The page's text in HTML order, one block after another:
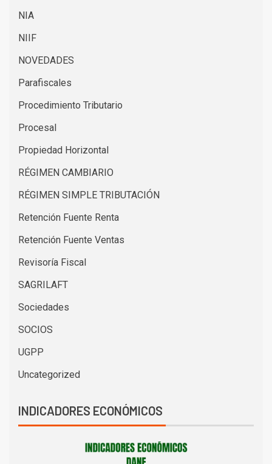
NIA
NIIF
NOVEDADES
Parafiscales
Procedimiento Tributario
Procesal
Propiedad Horizontal
RÉGIMEN CAMBIARIO
RÉGIMEN SIMPLE TRIBUTACIÓN
Retención Fuente Renta
Retención Fuente Ventas
Revisoría Fiscal
SAGRILAFT
Sociedades
SOCIOS
UGPP
Uncategorized
INDICADORES ECONÓMICOS